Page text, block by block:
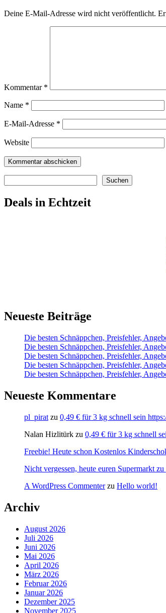
Deine E-Mail-Adresse wird nicht veröffentlicht.
Kommentar *
Name *
E-Mail-Adresse *
Website
Suchen
Deals in Echtzeit
Neueste Beiträge
Die besten Schnäppchen, Preisfehler,
Die besten Schnäppchen, Preisfehler,
Die besten Schnäppchen, Preisfehler,
Die besten Schnäppchen, Preisfehler,
Die besten Schnäppchen, Preisfehler,
Neueste Kommentare
pl_pirat zu 0,49 € für 3 kg schnell sein
Nalan Hizlitürk zu 0,49 € für 3 kg schnell
Freebie! Heute schon Kostenlos
Nicht vergessen, heute euren Supermarkt
A WordPress Commenterzu Hello world!
Archiv
August 2026
Juli 2026
Juni 2026
Mai 2026
April 2026
März 2026
Februar 2026
Januar 2026
Dezember 2025
November 2025